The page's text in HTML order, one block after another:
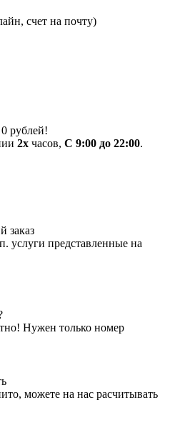
счет на почту)
рублей!
2х часов, С 9:00 до 22:00.
заказ
услуги представленные на
Нужен только номер
можете на нас расчитывать